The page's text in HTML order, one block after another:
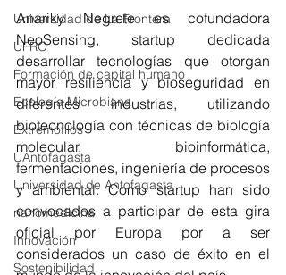
Universidad de La Frontera
UFRO
Formación de capital humano
Ecología Microbiana
Extremófilos
UAntofagasta
Universidad de Antofagasta
nanomedicina
Innovación
Sostenibilidad
Anariky Negrete es cofundadora
NeoSensing, startup dedicada
desarrollar tecnologías que otorgan
mayor resiliencia y bioseguridad en
diferentes industrias, utilizando
biotecnología con técnicas de biología
molecular, bioinformática,
fermentaciones, ingeniería de procesos
y ambiental. Como startup han sido
convocados a participar de esta gira
oficial por Europa por a ser
considerados un caso de éxito en el